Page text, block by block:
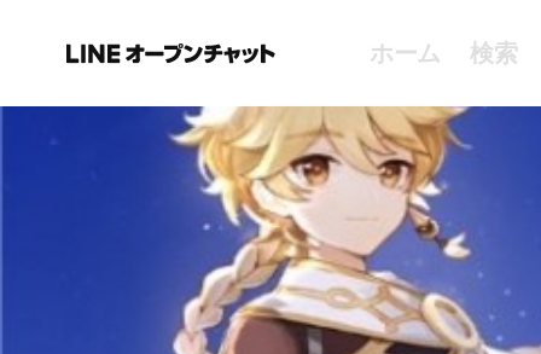
ホーム 検索